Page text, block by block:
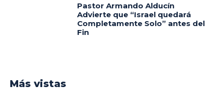
Pastor Armando Alducín
Advierte que “Israel quedará
Completamente Solo” antes del
Fin
Más vistas